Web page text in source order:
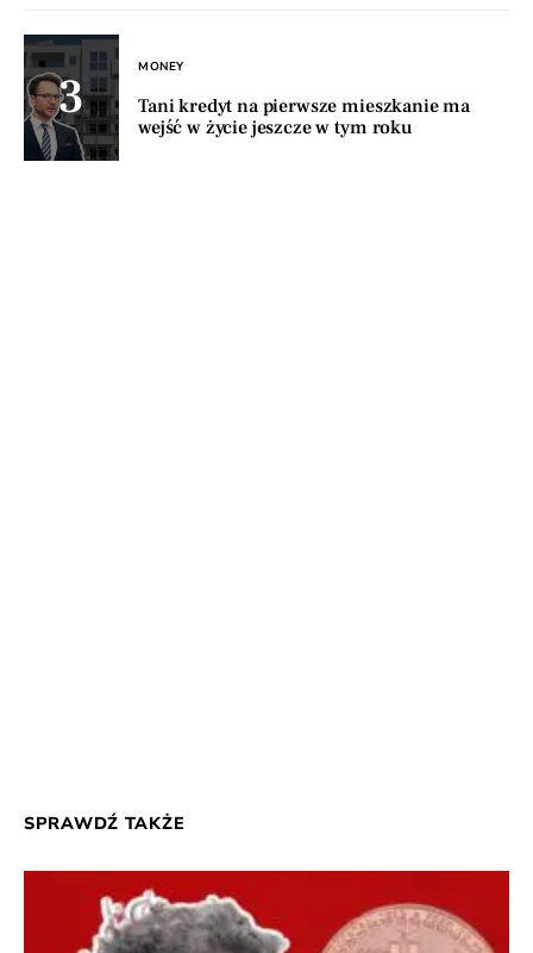
MONEY
Tani kredyt na pierwsze mieszkanie ma
wejść w życie jeszcze w tym roku
SPRAWDŹ TAKŻE